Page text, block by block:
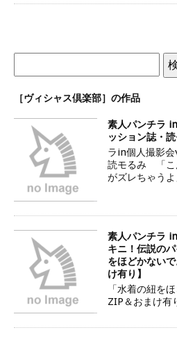
［ヴィシャス倶楽部］の作品
素人パンチラ
ッション誌・
ラin個人撮影
読モるみ 「こ
がズレちゃう
素人パンチラ
キニ！伝説の
をほどかない
け有り】
「水着の紐を
ZIP＆おまけ有